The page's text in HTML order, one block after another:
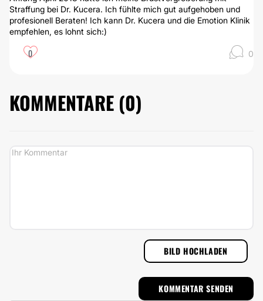
Straffung bei Dr. Kucera. Ich fühlte mich gut aufgehoben und
profesionell Beraten! Ich kann Dr. Kucera und die Emotion Klinik
empfehlen, es lohnt sich:)
0 0
KOMMENTARE (0)
BILD HOCHLADEN